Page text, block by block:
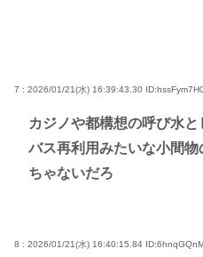
7 : 2026/01/21(水) 16:39:43.30
カジノや都構想の呼び水
バス再利用みたいな小間
ちゃないだろ
8 : 2026/01/21(水) 16:40:15.84